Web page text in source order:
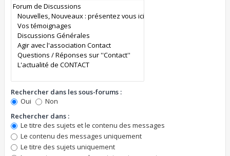
Rechercher dans les sous-forums :
Oui
Non
Rechercher dans :
Le titre des sujets et le contenu des messages
Le contenu des messages uniquement
Le titre des sujets uniquement